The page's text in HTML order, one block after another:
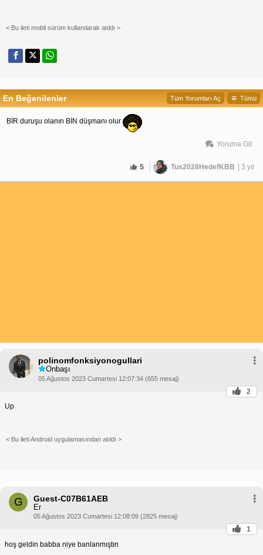
< Bu ileti mobil sürüm kullanılarak atıldı >
En Beğenilenler Tümü
Tüm Yorumları Aç
BİR duruşu olanın BİN düşmanı olur
Yoruma Git
5 Tus2028HedefKBB | 3 yıl
polinomfonksiyonogullari
Onbaşı
05 Ağustos 2023 Cumartesi 12:07:34 (655 mesaj)
2
Up
< Bu ileti Android uygulamasından atıldı >
G Guest-C07B61AEB
Er
05 Ağustos 2023 Cumartesi 12:08:09 (2825 mesaj)
1
hoş geldin babba niye banlanmıştın